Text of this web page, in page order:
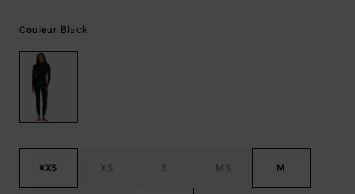
Couleur Black
XXS XS S MS M